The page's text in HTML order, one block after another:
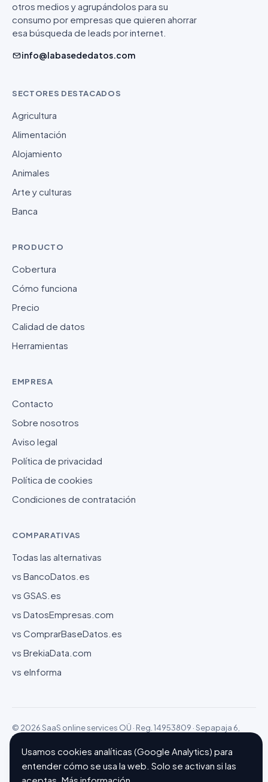
otros medios y agrupándolos para su
consumo por empresas que quieren ahorrar
esa búsqueda de leads por internet.
info@labasededatos.com
SECTORES DESTACADOS
Agricultura
Alimentación
Alojamiento
Animales
Arte y culturas
Banca
PRODUCTO
Cobertura
Cómo funciona
Precio
Calidad de datos
Herramientas
EMPRESA
Contacto
Sobre nosotros
Aviso legal
Política de privacidad
Política de cookies
Condiciones de contratación
COMPARATIVAS
Todas las alternativas
vs BancoDatos.es
vs GSAS.es
vs DatosEmpresas.com
vs ComprarBaseDatos.es
vs BrekiaData.com
vs eInforma
© 2026 SaaS online services OÜ · Reg. 14953809 · Sepapaja 6,
15551 Tallinn (Estonia)
Configurar cookiesHecho con ❤ en Barcelona
Usamos cookies analíticas (Google Analytics) para
entender cómo se usa la web. Solo se activan si las